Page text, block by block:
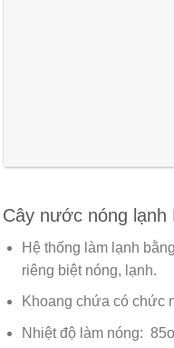
Cây nước nóng lạnh
Hệ thống làm lạnh
riêng biệt nóng, lạnh.
Khoang chứa có chức
Nhiệt độ làm nóng: